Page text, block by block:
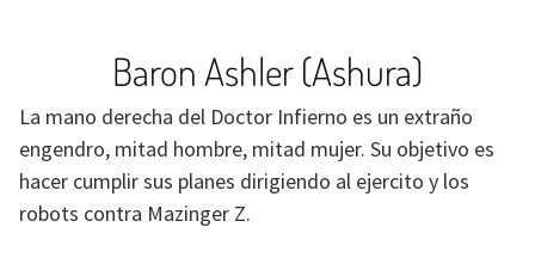
Baron Ashler (Ashura)
La mano derecha del Doctor Infierno es un extraño
engendro, mitad hombre, mitad mujer. Su objetivo es
hacer cumplir sus planes dirigiendo al ejercito y los
robots contra Mazinger Z.